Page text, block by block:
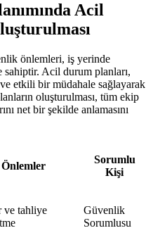
Acil
önlemleri, iş yerinde
Acil durum planları,
ve etkili bir müdahale sağlayarak
oluşturulması, tüm ekip
net bir şekilde anlamasını
Önlemler
Sorumlu
Kişi
ve tahliye
Güvenlik
Sorumlusu